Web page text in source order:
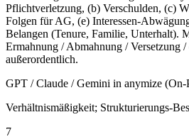
Pflichtverletzung, (b) Verschulden, (c)
Folgen für AG, (e) Interessen-
Belangen (Tenure, Familie, Unterhalt).
Ermahnung / Abmahnung / Versetzung
außerordentlich.
GPT / Claude / Gemini in anymize (On-
Verhältnismäßigkeit; Strukturierungs-
7